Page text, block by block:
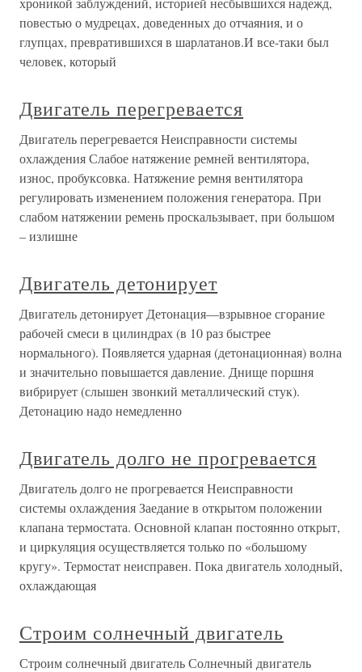
повестью о мудрецах, доведенных до отчаяния, и о
глупцах, превратившихся в шарлатанов.И все-таки был
человек, который
Двигатель перегревается
Двигатель перегревается Неисправности системы
охлаждения Слабое натяжение ремней вентилятора,
износ, пробуксовка. Натяжение ремня вентилятора
регулировать изменением положения генератора. При
слабом натяжении ремень проскальзывает, при большом
– излишне
Двигатель детонирует
Двигатель детонирует Детонация—взрывное сгорание
рабочей смеси в цилиндрах (в 10 раз быстрее
нормального). Появляется ударная (детонационная) волна
и значительно повышается давление. Днище поршня
вибрирует (слышен звонкий металлический стук).
Детонацию надо немедленно
Двигатель долго не прогревается
Двигатель долго не прогревается Неисправности
системы охлаждения Заедание в открытом положении
клапана термостата. Основной клапан постоянно открыт,
и циркуляция осуществляется только по «большому
кругу». Термостат неисправен. Пока двигатель холодный,
охлаждающая
Строим солнечный двигатель
Строим солнечный двигатель Солнечный двигатель